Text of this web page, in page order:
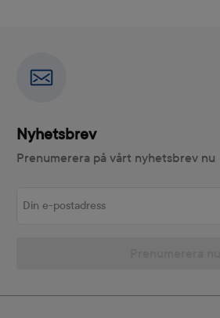
Nyhetsbrev
Prenumerera på vårt nyhetsbrev nu